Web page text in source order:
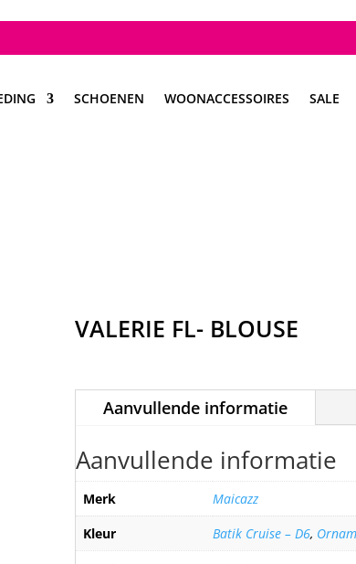
SCHOENEN WOONACCESSOIRES SALE
VALERIE FL- BLOUSE
Aanvullende informatie
Aanvullende informatie
Merk
Maicazz
Kleur
Batik Cruise – D6,